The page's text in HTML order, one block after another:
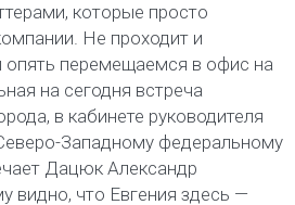
которые просто
Не проходит и
опять перемещаемся в офис на
на сегодня встреча
в кабинете руководителя
Западному федеральному
Дацюк Александр
видно, что Евгения здесь —